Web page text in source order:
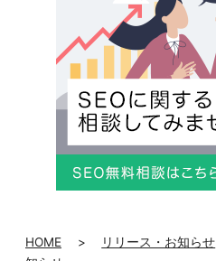
HOME > リリース・お知らせ